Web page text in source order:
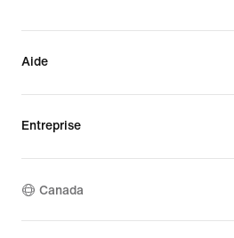
Aide
Entreprise
Canada